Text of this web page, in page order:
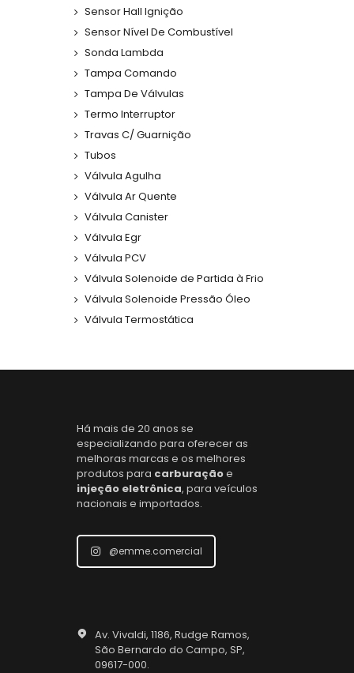
Sensor Hall Ignição
Sensor Nível De Combustível
Sonda Lambda
Tampa Comando
Tampa De Válvulas
Termo Interruptor
Travas C/ Guarnição
Tubos
Válvula Agulha
Válvula Ar Quente
Válvula Canister
Válvula Egr
Válvula PCV
Válvula Solenoide de Partida à Frio
Válvula Solenoide Pressão Óleo
Válvula Termostática
Há mais de 20 anos se
especializando para oferecer as
melhoras marcas e os melhores
produtos para carburaçãoe
injeção eletrônica, para veículos
nacionais e importados.
@emme.comercial
Av. Vivaldi, 1186, Rudge Ramos,
São Bernardo do Campo, SP,
09617-000.